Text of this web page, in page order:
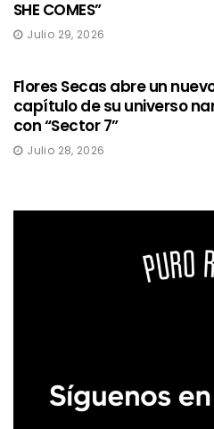
SHE COMES”
Julio 29, 2026
Flores Secas abre un
capítulo de su universo
con “Sector 7”
Julio 28, 2026